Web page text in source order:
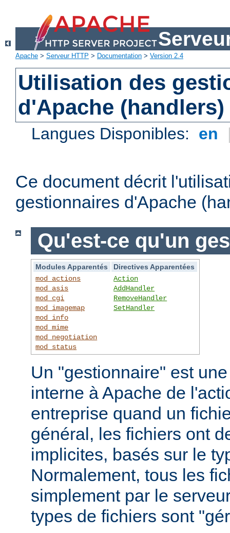
Apache > Serveur HTTP > Documentation > Version 2.4
Utilisation des
d'Apache (handlers)
Langues Disponibles: en
Ce document décrit
gestionnaires d'Apache
Qu'est-ce qu'un
Modules Apparentés
Directives Apparentées
mod_actions
mod_asis
mod_cgi
mod_imagemap
mod_info
mod_mime
mod_negotiation
mod_status
Action
AddHandler
RemoveHandler
SetHandler
Un "gestionnaire" est
interne à Apache de
entreprise quand un
général, les fichiers ont
implicites, basés sur le
Normalement, tous les
simplement par le
types de fichiers sont